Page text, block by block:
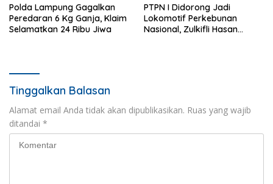
Polda Lampung Gagalkan
Peredaran 6 Kg Ganja, Klaim
Selamatkan 24 Ribu Jiwa
PTPN I Didorong Jadi
Lokomotif Perkebunan
Nasional, Zulkifli Hasan
Tinggalkan Balasan
Alamat email Anda tidak akan dipublikasikan. Ruas yang wajib
ditandai *